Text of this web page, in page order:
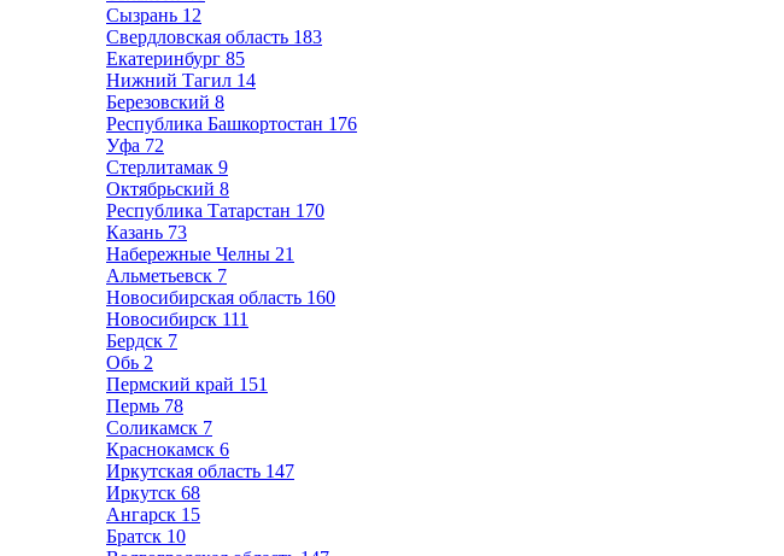
Сызрань 12
Свердловская область 183
Екатеринбург 85
Нижний Тагил 14
Березовский 8
Республика Башкортостан 176
Уфа 72
Стерлитамак 9
Октябрьский 8
Республика Татарстан 170
Казань 73
Набережные Челны 21
Альметьевск 7
Новосибирская область 160
Новосибирск 111
Бердск 7
Обь 2
Пермский край 151
Пермь 78
Соликамск 7
Краснокамск 6
Иркутская область 147
Иркутск 68
Ангарск 15
Братск 10